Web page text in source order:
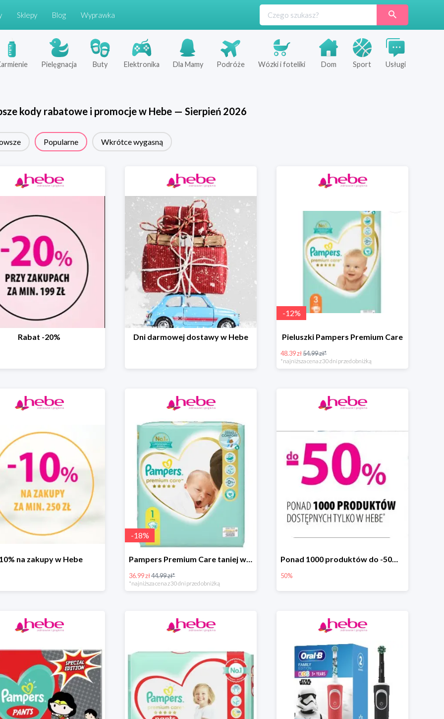
Sklepy Blog Wyprawka
Pielęgnacja Buty Elektronika Dla Mamy Podróże Wózki i foteliki Dom Sport Usługi
kody rabatowe i promocje w Hebe— Sierpień 2026
Popularne Wkrótce wygasną
Rabat -20% Dni darmowej dostawy w Hebe
-12%
Pieluszki Pampers Premium Care
48.39 zł54.99 zł*
*najniższa cena z 30 dni przed obniżką
na zakupy w Hebe
-18%
Pampers Premium Care taniej w hebe.pl
36.99 zł44.99 zł*
*najniższa cena z 30 dni przed obniżką
Ponad 1000 produktów do -50% taniej
50%